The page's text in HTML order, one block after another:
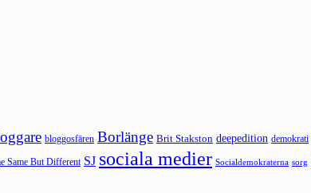
bloggosfären Borlänge Brit Stakston deepedition demokrati
Same But Different SJ sociala medier Socialdemokraterna sorg